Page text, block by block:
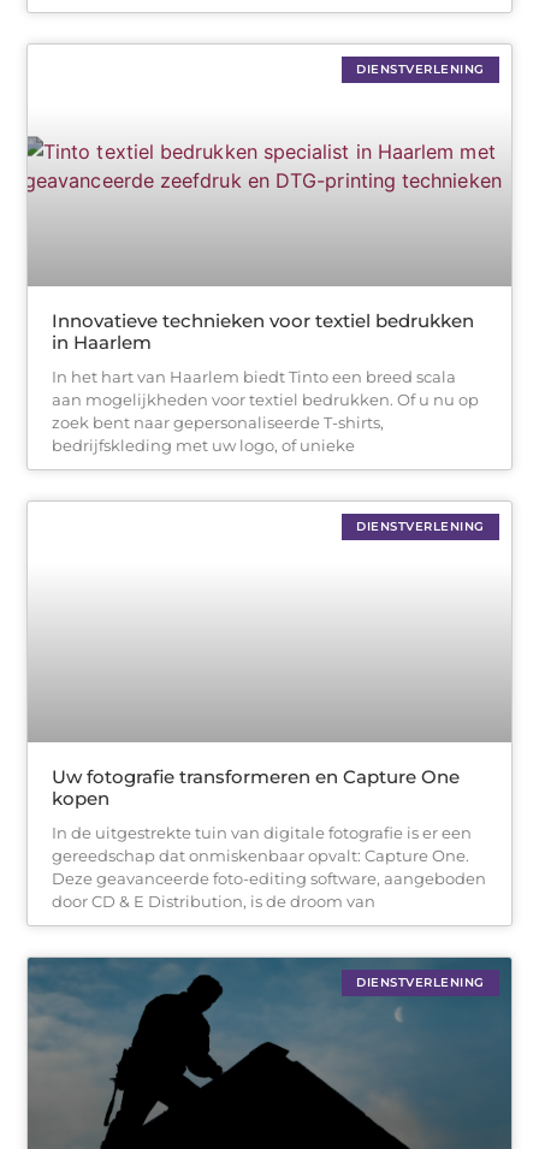
DIENSTVERLENING
Innovatieve technieken voor textiel bedrukken
in Haarlem
In het hart van Haarlem biedt Tinto een breed scala
aan mogelijkheden voor textiel bedrukken. Of u nu op
zoek bent naar gepersonaliseerde T-shirts,
bedrijfskleding met uw logo, of unieke
DIENSTVERLENING
Uw fotografie transformeren en Capture One
kopen
In de uitgestrekte tuin van digitale fotografie is er een
gereedschap dat onmiskenbaar opvalt: Capture One.
Deze geavanceerde foto-editing software, aangeboden
door CD & E Distribution, is de droom van
DIENSTVERLENING